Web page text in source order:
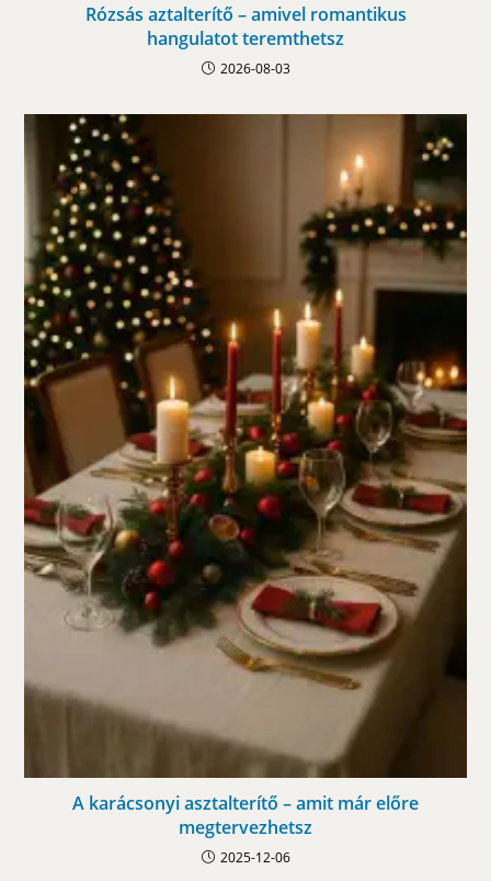
Rózsás aztalterítő – amivel romantikus
hangulatot teremthetsz
2026-08-03
A karácsonyi asztalterítő – amit már előre
megtervezhetsz
2025-12-06